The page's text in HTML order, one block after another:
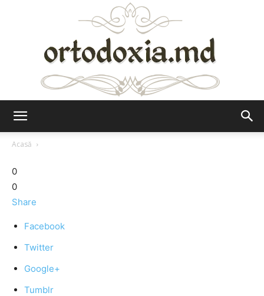
Acasă
0
0
Share
Facebook
Twitter
Google+
Tumblr